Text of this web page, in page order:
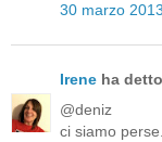
30 marzo
Irene ha
@deniz
ci siamo